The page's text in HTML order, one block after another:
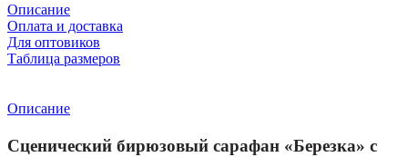
Описание
Оплата и доставка
Для оптовиков
Таблица размеров
Описание
Сценический бирюзовый сарафан «Березка» с